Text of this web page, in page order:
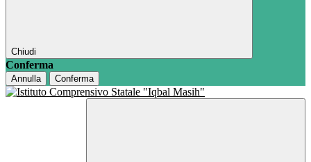
Chiudi
Conferma
Annulla Conferma